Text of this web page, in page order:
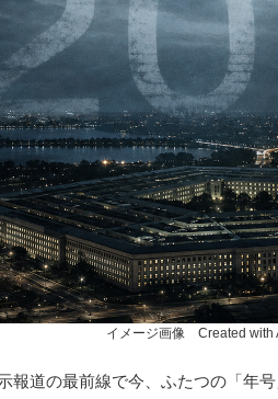
イメージ画像 Created with
報道の最前線で今、ふたつの「年